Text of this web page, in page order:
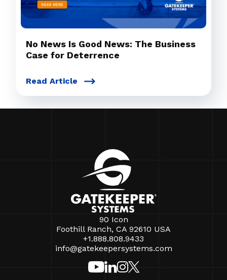
No News Is Good News: The Business
Case for Deterrence
Read Article
90 Icon
Foothill Ranch, CA 92610 USA
+1.888.808.9433
info@gatekeepersystems.com